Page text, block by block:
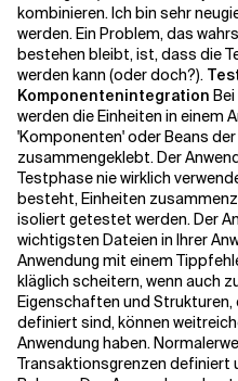
kombinieren. Ich bin sehr
werden. Ein Problem, das
bestehen bleibt, ist, dass die
werden kann (oder doch?).
Komponentenintegration
werden die Einheiten in einem
'Komponenten' oder Beans
zusammengeklebt. Der
Testphase nie wirklich
besteht, Einheiten
isoliert getestet werden. Der
wichtigsten Dateien in Ihrer
Anwendung mit einem
kläglich scheitern, wenn auch
Eigenschaften und
definiert sind, können
Anwendung haben.
Transaktionsgrenzen definiert